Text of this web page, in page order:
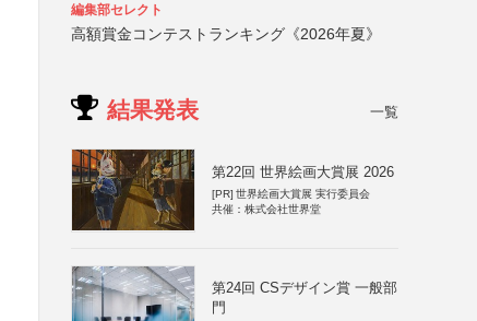
編集部セレクト
高額賞金コンテストランキング《2026年夏》
結果発表 一覧
第22回 世界絵画大賞展 2026
[PR] 世界絵画大賞展 実行委員会
共催：株式会社世界堂
第24回 CSデザイン賞 一般部
門